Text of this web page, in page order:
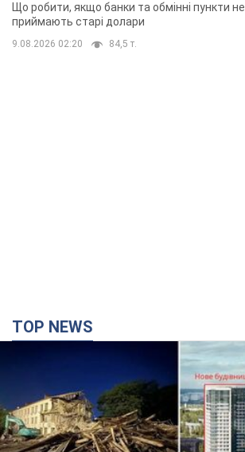
Що робити, якщо банки та обмінні пункти не
приймають старі долари
9.08.2026 02:20 84,5 т.
TOP NEWS